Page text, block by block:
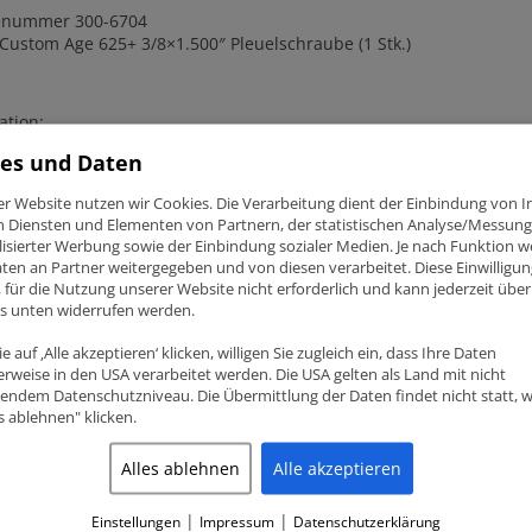
300-6704
Age 625+ 3/8×1.500″ Pleuelschraube (1 Stk.)
sind ein Hersteller von Verbindungselementen / Bolzen in
ist weltweit führend in der Befestigungstechnik.
Pro Serie Pleuelschrauben sind präzision CNC-bearbeitet zu
Zuverlässigkeit ausgelegt. Sie sind wärmebehandelt und
Das macht sie zur Standard OEM Befestigungsmittelin
in der Lage, die zusätzliche Belastung von High-
products
und Daten
Website nutzen wir Cookies. Die Verarbeitung dient der Einbindung von
Diensten und Elementen von Partnern, der statistischen Analyse/
Werbung sowie der Einbindung sozialer Medien. Je nach Funktion
an Partner weitergegeben und von diesen verarbeitet. Diese
für die Nutzung unserer Website nicht erforderlich und kann jederzeit
unten widerrufen werden.
auf ‚Alle akzeptieren‘ klicken, willigen Sie zugleich ein, dass Ihre Daten
in den USA verarbeitet werden. Die USA gelten als Land mit nicht
Datenschutzniveau. Die Übermittlung der Daten findet nicht statt,
ablehnen" klicken.
Alles ablehnen Alle akzeptieren
Einstellungen | Impressum | Datenschutzerklärung